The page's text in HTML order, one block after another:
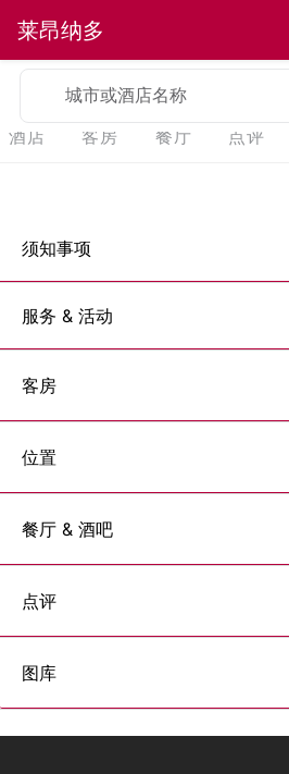
莱昂纳多
城市或酒店名称
酒店 客房 餐厅 点评
须知事项
服务 & 活动
客房
位置
餐厅 & 酒吧
点评
图库